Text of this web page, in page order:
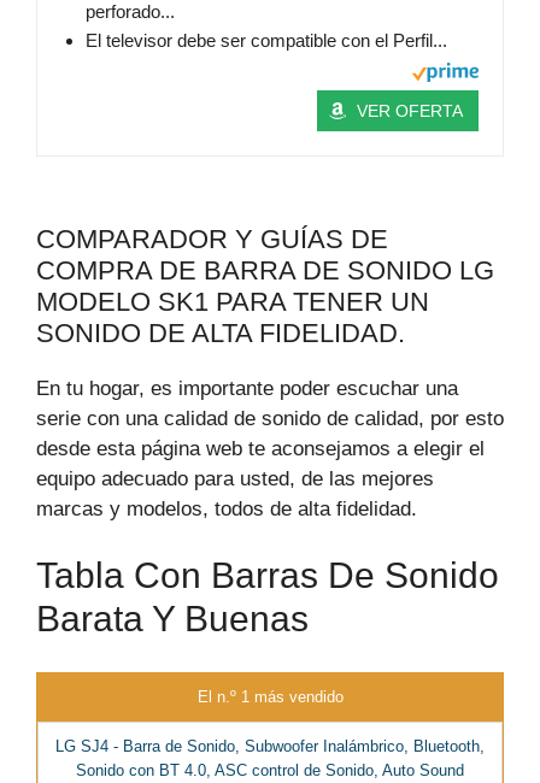
perforado...
El televisor debe ser compatible con el Perfil...
VER OFERTA
COMPARADOR Y GUÍAS DE
COMPRA DE BARRA DE SONIDO LG
MODELO SK1 PARA TENER UN
SONIDO DE ALTA FIDELIDAD.
En tu hogar, es importante poder escuchar una
serie con una calidad de sonido de calidad, por esto
desde esta página web te aconsejamos a elegir el
equipo adecuado para usted, de las mejores
marcas y modelos, todos de alta fidelidad.
Tabla Con Barras De Sonido
Barata Y Buenas
El n.º 1 más vendido
LG SJ4 - Barra de Sonido, Subwoofer Inalámbrico, Bluetooth,
Sonido con BT 4.0, ASC control de Sonido, Auto Sound